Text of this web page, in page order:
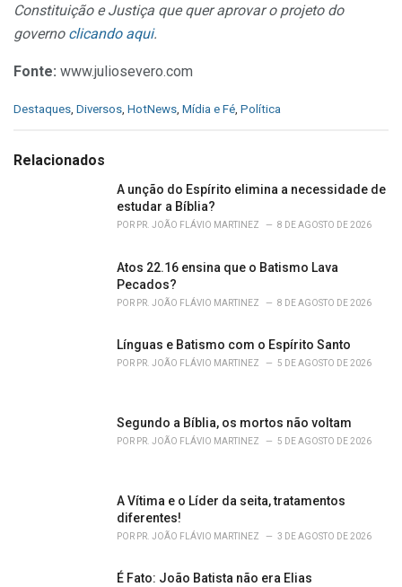
Constituição e Justiça que quer aprovar o projeto do
governo clicando aqui.
Fonte: www.juliosevero.com
C
e
Destaques Diversos HotNews Mídia e Fé Política
Relacionados
A unção do Espírito elimina a necessidade de
estudar a Bíblia?
POR PR. JOÃO FLÁVIO MARTINEZ 8 DE AGOSTO DE 2026
Atos 22.16 ensina que o Batismo Lava
Pecados?
POR PR. JOÃO FLÁVIO MARTINEZ 8 DE AGOSTO DE 2026
Línguas e Batismo com o Espírito Santo
POR PR. JOÃO FLÁVIO MARTINEZ 5 DE AGOSTO DE 2026
Segundo a Bíblia, os mortos não voltam
POR PR. JOÃO FLÁVIO MARTINEZ 5 DE AGOSTO DE 2026
A Vítima e o Líder da seita, tratamentos
diferentes!
POR PR. JOÃO FLÁVIO MARTINEZ 3 DE AGOSTO DE 2026
É Fato: João Batista não era Elias